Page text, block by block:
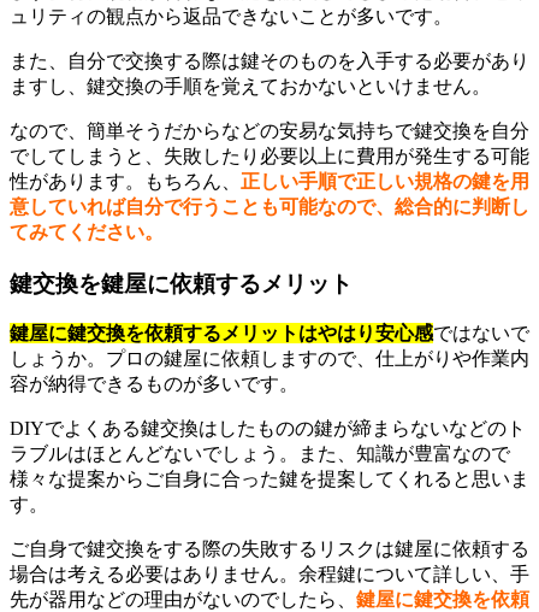
ュリティの観点から返品できないことが多いです。
また、自分で交換する際は鍵そのものを入手する必要があり
ますし、鍵交換の手順を覚えておかないといけません。
なので、簡単そうだからなどの安易な気持ちで鍵交換を自分
でしてしまうと、失敗したり必要以上に費用が発生する可能
性があります。もちろん、 正しい手順で正しい規格の鍵を用
意していれば自分で行うことも可能なので、総合的に判断し
てみてください。
鍵交換を鍵屋に依頼するメリット
鍵屋に鍵交換を依頼するメリットはやはり安心感ではないで
しょうか。プロの鍵屋に依頼しますので、仕上がりや作業内
容が納得できるものが多いです。
DIYでよくある鍵交換はしたものの鍵が締まらないなどのト
ラブルはほとんどないでしょう。また、知識が豊富なので
様々な提案からご自身に合った鍵を提案してくれると思いま
す。
ご自身で鍵交換をする際の失敗するリスクは鍵屋に依頼する
場合は考える必要はありません。余程鍵について詳しい、手
先が器用などの理由がないのでしたら、 鍵屋に鍵交換を依頼